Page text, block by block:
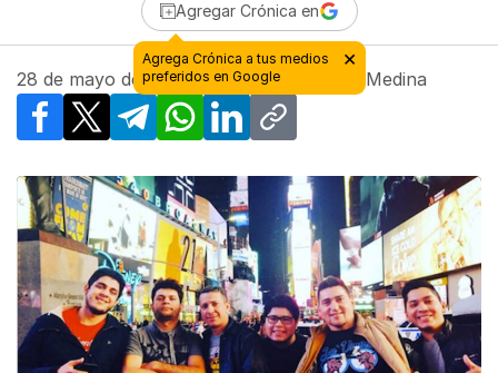
Agregar Crónica en
Agrega Crónica a tus medios
preferidos en Google
×
28 de mayo de 2017 - 11:12| Por Manuel Medina
Facebook
X TelegramWhatsApp
LinkedInCopy link